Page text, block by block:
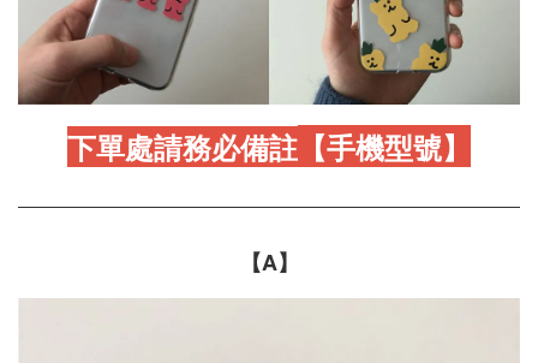
下單處請務必備註 【手機型號】
【A】